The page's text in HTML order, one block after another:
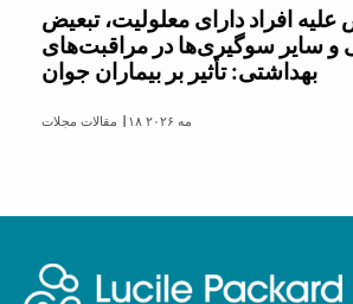
علیه افراد دارای معلولیت، تبعیض
سایر سوگیری‌ها در مراقبت‌های
بهداشتی: تأثیر بر بیماران جوان
۱۸ مه ۲۰۲۶